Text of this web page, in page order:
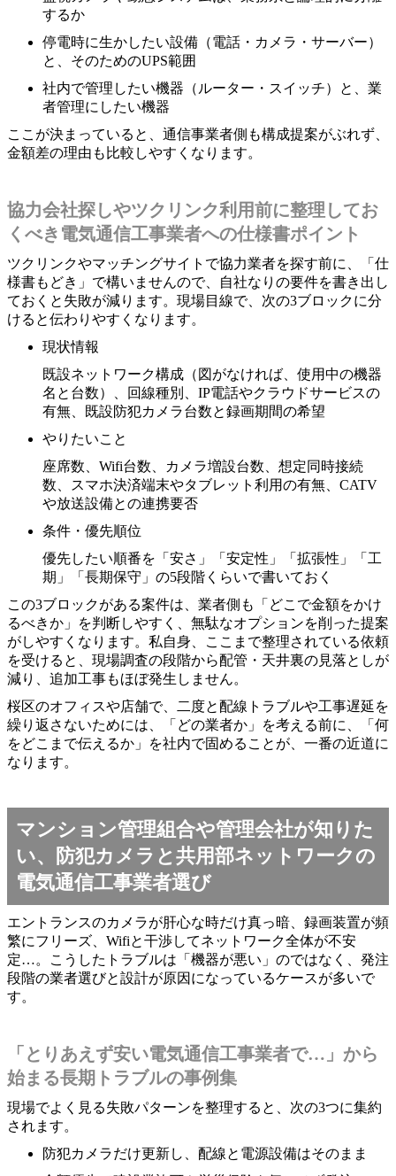
するか
停電時に生かしたい設備（電話・カメラ・サーバー）
と、そのためのUPS範囲
社内で管理したい機器（ルーター・スイッチ）と、業
者管理にしたい機器
ここが決まっていると、通信事業者側も構成提案がぶれず、
金額差の理由も比較しやすくなります。
協力会社探しやツクリンク利用前に整理してお
くべき電気通信工事業者への仕様書ポイント
ツクリンクやマッチングサイトで協力業者を探す前に、「仕
様書もどき」で構いませんので、自社なりの要件を書き出し
ておくと失敗が減ります。現場目線で、次の3ブロックに分
けると伝わりやすくなります。
現状情報
既設ネットワーク構成（図がなければ、使用中の機器
名と台数）、回線種別、IP電話やクラウドサービスの
有無、既設防犯カメラ台数と録画期間の希望
やりたいこと
座席数、Wifi台数、カメラ増設台数、想定同時接続
数、スマホ決済端末やタブレット利用の有無、CATV
や放送設備との連携要否
条件・優先順位
優先したい順番を「安さ」「安定性」「拡張性」「工
期」「長期保守」の5段階くらいで書いておく
この3ブロックがある案件は、業者側も「どこで金額をかけ
るべきか」を判断しやすく、無駄なオプションを削った提案
がしやすくなります。私自身、ここまで整理されている依頼
を受けると、現場調査の段階から配管・天井裏の見落としが
減り、追加工事もほぼ発生しません。
桜区のオフィスや店舗で、二度と配線トラブルや工事遅延を
繰り返さないためには、「どの業者か」を考える前に、「何
をどこまで伝えるか」を社内で固めることが、一番の近道に
なります。
マンション管理組合や管理会社が知りた
い、防犯カメラと共用部ネットワークの
電気通信工事業者選び
エントランスのカメラが肝心な時だけ真っ暗、録画装置が頻
繁にフリーズ、Wifiと干渉してネットワーク全体が不安
定…。こうしたトラブルは「機器が悪い」のではなく、発注
段階の業者選びと設計が原因になっているケースが多いで
す。
「とりあえず安い電気通信工事業者で…」から
始まる長期トラブルの事例集
現場でよく見る失敗パターンを整理すると、次の3つに集約
されます。
防犯カメラだけ更新し、配線と電源設備はそのまま